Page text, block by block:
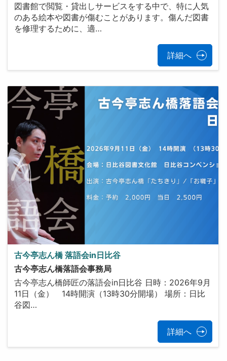
図書館で閲覧・貸出しサービスをする中で、特に人気
のある絵本や図書が傷むことがあります。傷んだ図書
を修理するために、適…
詳細へ
古今亭志ん橋 落語会in日比谷
古今亭志ん橋落語会事務局
古今亭志ん橋師匠の落語会in日比谷 日時：2026年9月
11日（金） 14時開演（13時30分開場） 場所：日比
谷図…
詳細へ